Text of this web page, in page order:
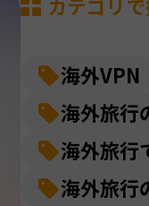
カテゴリ
海外VPN
海外旅行
海外旅行
海外旅行